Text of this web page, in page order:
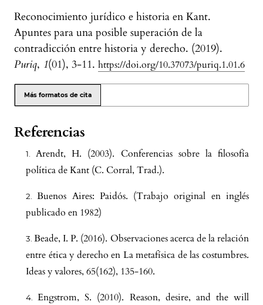
Reconocimiento jurídico e historia en Kant.
Apuntes para una posible superación de la
contradicción entre historia y derecho. (2019).
Puriq, 1(01), 3-11. https://doi.org/10.37073/puriq.1.01.6
Más formatos de cita
Referencias
Arendt, H. (2003). Conferencias sobre la filosofía
política de Kant (C. Corral, Trad.).
Buenos Aires: Paidós. (Trabajo original en inglés
publicado en 1982)
Beade, I. P. (2016). Observaciones acerca de la relación
entre ética y derecho en La metafísica de las costumbres.
Ideas y valores, 65(162), 135-160.
Engstrom, S. (2010). Reason, desire, and the will